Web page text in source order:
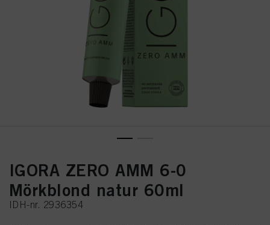
IGORA ZERO AMM 6-0
Mörkblond natur 60ml
IDH-nr. 2936354